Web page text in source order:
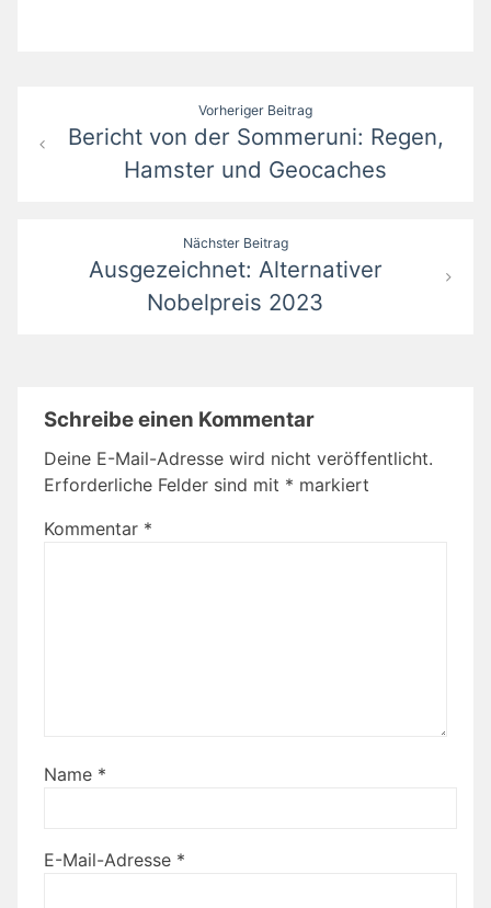
Beitragsnavigation
Vorheriger Beitrag
Bericht von der Sommeruni: Regen,
Hamster und Geocaches
Nächster Beitrag
Ausgezeichnet: Alternativer
Nobelpreis 2023
Schreibe einen Kommentar
Deine E-Mail-Adresse wird nicht veröffentlicht.
Erforderliche Felder sind mit * markiert
Kommentar *
Name *
E-Mail-Adresse *